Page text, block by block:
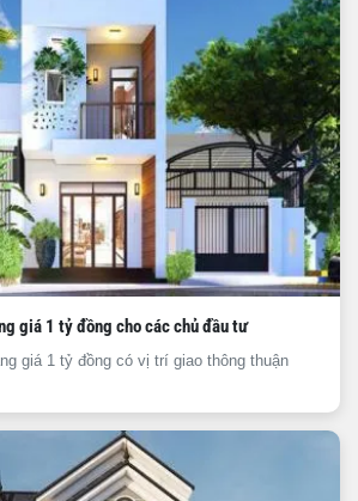
giá 1 tỷ đồng cho các chủ đầu tư
giá 1 tỷ đồng có vị trí giao thông thuận